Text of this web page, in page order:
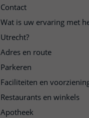
Contact
Wat is uw ervaring met
Utrecht?
Adres en route
Parkeren
Faciliteiten en
Restaurants en winkels
Apotheek